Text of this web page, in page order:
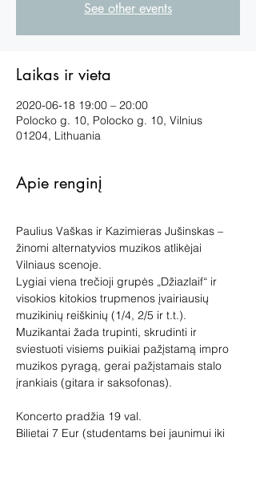
See other events
Laikas ir vieta
2020-06-18 19:00 – 20:00
Polocko g. 10, Polocko g. 10, Vilnius
01204, Lithuania
Apie renginį
Paulius Vaškas ir Kazimieras Jušinskas –
žinomi alternatyvios muzikos atlikėjai
Vilniaus scenoje.
Lygiai viena trečioji grupės „Džiazlaif“ ir
visokios kitokios trupmenos įvairiausių
muzikinių reiškinių (1/4, 2/5 ir t.t.).
Muzikantai žada trupinti, skrudinti ir
sviestuoti visiems puikiai pažįstamą impro
muzikos pyragą, gerai pažįstamais stalo
Koncerto pradžia 19 val.
Bilietai 7 Eur (studentams bei jaunimui iki